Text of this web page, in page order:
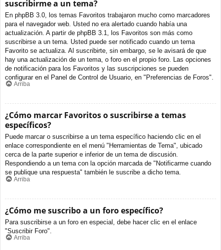
suscribirme a un tema?
En phpBB 3.0, los temas Favoritos trabajaron mucho como marcadores
para el navegador web. Usted no era alertado cuando había una
actualización. A partir de phpBB 3.1, los Favoritos son más como
suscribirse a un tema. Usted puede ser notificado cuando un tema
Favorito se actualiza. Al suscribirte, sin embargo, se le avisará de que
hay una actualización de un tema, o foro en el propio foro. Las opciones
de notificación para los Favoritos y las suscripciones se pueden
configurar en el Panel de Control de Usuario, en "Preferencias de Foros".
Arriba
¿Cómo marcar Favoritos o suscribirse a temas
específicos?
Puede marcar o suscribirse a un tema específico haciendo clic en el
enlace correspondiente en el menú "Herramientas de Tema", ubicado
cerca de la parte superior e inferior de un tema de discusión.
Respondiendo a un tema con la opción marcada de "Notificarme cuando
se publique una respuesta" también le suscribe a dicho tema.
Arriba
¿Cómo me suscribo a un foro específico?
Para suscribirse a un foro en especial, debe hacer clic en el enlace
"Suscribir Foro".
Arriba